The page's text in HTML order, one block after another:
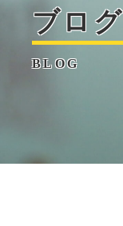
ブログ
BLOG